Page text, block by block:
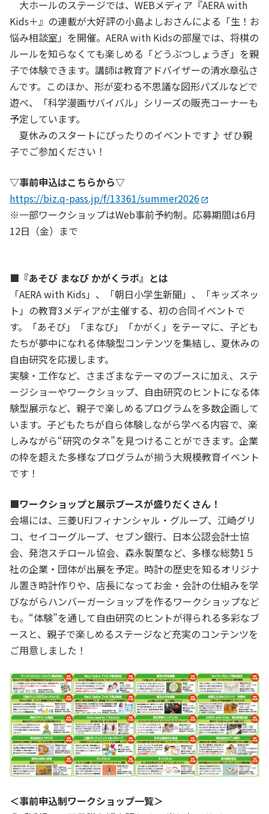
大ホールのステージでは、WEBメディア『AERA with
Kids＋』の連載が大好評の小島よしおさんによる「生！お
悩み相談室」を開催。AERA with Kidsの部屋では、将棋の
ルールを知らなくても楽しめる「どうぶつしょうぎ」を親
子で体験できます。講師は教育アドバイザーの清水章弘さ
んです。このほか、形が変わる不思議な図形パズルなどで
遊べ、「科学漫画サバイバル」シリーズの販売コーナーも
予定しています。
夏休みのスタートにぴったりのイベントです♪ ぜひ親
子でご参加ください！
▽事前申込はこちらから▽
https://biz.q-pass.jp/f/13361/summer2026
※一部ワークショップはWeb事前予約制。応募期間は6月
12日（金）まで
■『あそび まなび かがくラボ』とは
「AERA with Kids」、「朝日小学生新聞」、「キッズネッ
ト」の教育3メディアが主催する、初の合同イベントで
す。「あそび」「まなび」「かがく」をテーマに、子ども
たちが夢中になれる体験型コンテンツを集結し、夏休みの
自由研究を応援します。
実験・工作など、さまざまなテーマのブースに加え、ステ
ージショーやワークショップ、自由研究のヒントになる体
験型展示など、親子で楽しめるプログラムを多数企画して
います。子どもたちが自ら体験しながら学べる内容で、楽
しみながら“研究のタネ”を見つけることができます。企業
の枠を超えた多様なプログラムが揃う大規模教育イベント
です！
■ワークショップと展示ブースが盛りだくさん！
会場には、三菱UFJフィナンシャル・グループ、江崎グリ
コ、セイコーグループ、セブン銀行、日本公認会計士協
会、発泡スチロール協会、森永製菓など、多様な総勢1５
社の企業・団体が出展を予定。時計の歴史を知るオリジナ
ル置き時計作りや、店長になってお金・会計の仕組みを学
びながらハンバーガーショップを作るワークショップなど
も。“体験”を通して自由研究のヒントが得られる多彩なブ
ースと、親子で楽しめるステージなど充実のコンテンツを
ご用意しました！
＜事前申込制ワークショップ一覧＞